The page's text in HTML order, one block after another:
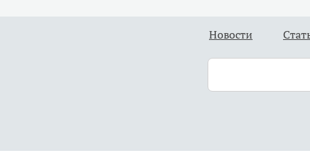
Новости